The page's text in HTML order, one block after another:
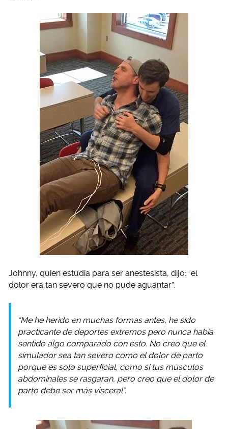
Johnny, quien estudia para ser anestesista, dijo: “el
dolor era tan severo que no pude aguantar”.
“Me he herido en muchas formas antes, he sido
practicante de deportes extremos pero nunca había
sentido algo comparado con esto. No creo que el
simulador sea tan severo como el dolor de parto
porque es solo superficial, como si tus músculos
abdominales se rasgaran, pero creo que el dolor de
parto debe ser más visceral”.